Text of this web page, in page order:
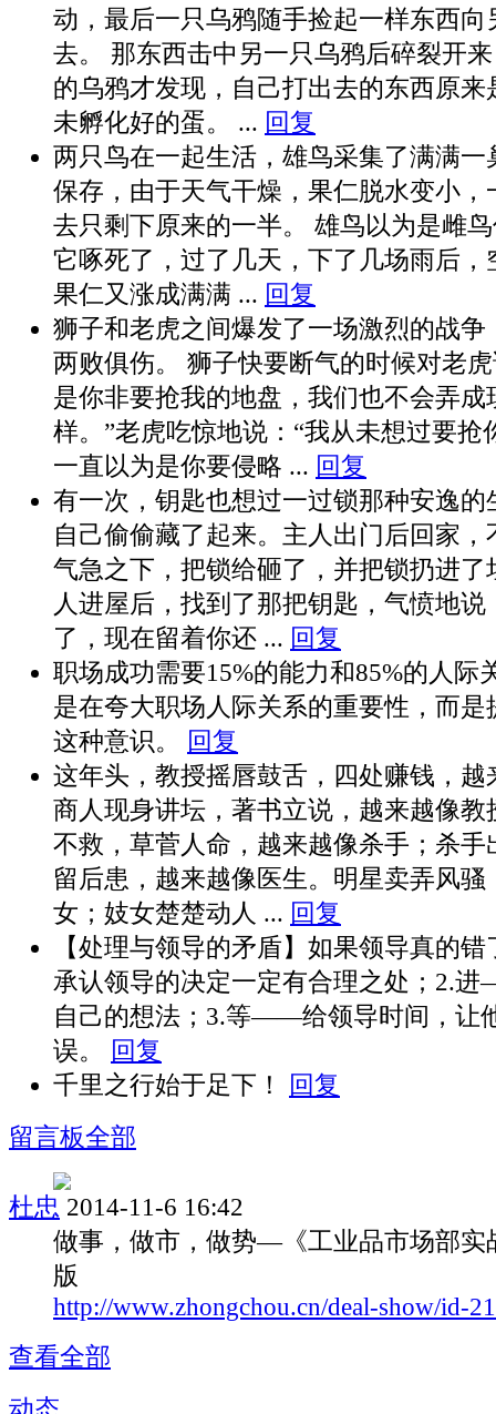
动，最后一只乌鸦随手捡起一样东西向
去。 那东西击中另一只乌鸦后碎裂开
的乌鸦才发现，自己打出去的东西原来
未孵化好的蛋。 ... 回复
两只鸟在一起生活，雄鸟采集了满满一
保存，由于天气干燥，果仁脱水变小，
去只剩下原来的一半。 雄鸟以为是雌
它啄死了，过了几天，下了几场雨后，
果仁又涨成满满 ... 回复
狮子和老虎之间爆发了一场激烈的战争
两败俱伤。 狮子快要断气的时候对老
是你非要抢我的地盘，我们也不会弄成
样。”老虎吃惊地说：“我从未想过要抢
一直以为是你要侵略 ... 回复
有一次，钥匙也想过一过锁那种安逸的
自己偷偷藏了起来。主人出门后回家，
气急之下，把锁给砸了，并把锁扔进了
人进屋后，找到了那把钥匙，气愤地说
了，现在留着你还 ... 回复
职场成功需要15%的能力和85%的人际
是在夸大职场人际关系的重要性，而是
这种意识。
回复
这年头，教授摇唇鼓舌，四处赚钱，越
商人现身讲坛，著书立说，越来越像教
不救，草菅人命，越来越像杀手；杀手
留后患，越来越像医生。明星卖弄风骚
女；妓女楚楚动人 ... 回复
【处理与领导的矛盾】如果领导真的
承认领导的决定一定有合理之处；2.
自己的想法；3.等——给领导时间，让
误。
回复
千里之行始于足下！
回复
留言板全部
杜忠 2014-11-6 16:42
做事，做市，做势—《工业品市场部实
版
http://www.zhongchou.cn/deal-show/id-
查看全部